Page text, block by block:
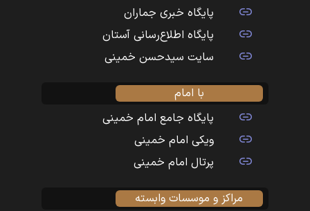
پایگاه خبری جماران
پایگاه اطلاع‌رسانی آستان
سایت سیدحسن خمینی
با امام
پایگاه جامع امام خمینی
ویکی امام خمینی
پرتال امام خمینی
مراکز و موسسات وابسته